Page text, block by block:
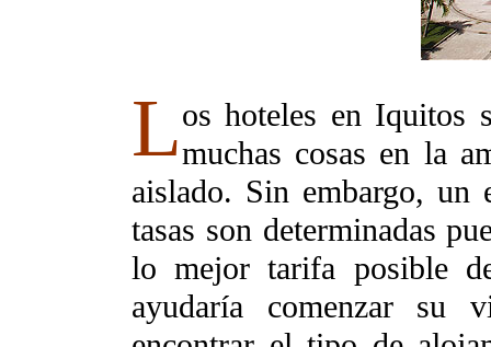
Los hoteles en Iquitos
muchas cosas en la
aislado. Sin embargo, un
tasas son determinadas
lo mejor tarifa posible
ayudaría comenzar su